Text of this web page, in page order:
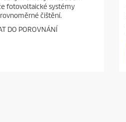
fotovoltaické systémy
čištění.
DO POROVNÁNÍ